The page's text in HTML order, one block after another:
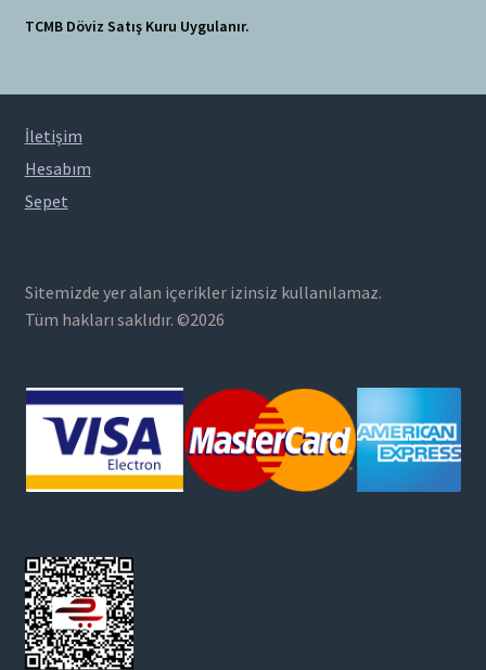
TCMB Döviz Satış Kuru Uygulanır.
İletişim
Hesabım
Sepet
Sitemizde yer alan içerikler izinsiz kullanılamaz.
Tüm hakları saklıdır. ©2026